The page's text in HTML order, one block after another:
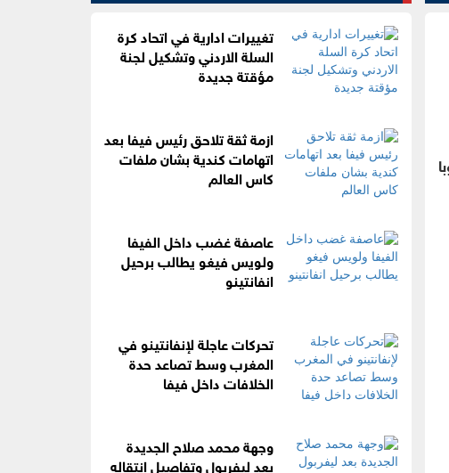
تغييرات ادارية في اتحاد كرة
السلة الاردني وتشكيل لجنة
مؤقتة جديدة
ازمة ثقة تلاحق رئيس فيفا بعد
اتهامات كندية بشان ملفات
كاس العالم
عاصفة غضب داخل الفيفا
ولويس فيغو يطالب برحيل
انفانتينو
تحركات عاجلة لإنفانتينو في
المغرب وسط تصاعد حدة
الخلافات داخل فيفا
وجهة محمد صلاح الجديدة
بعد ليفربول وتفاصيل انتقاله